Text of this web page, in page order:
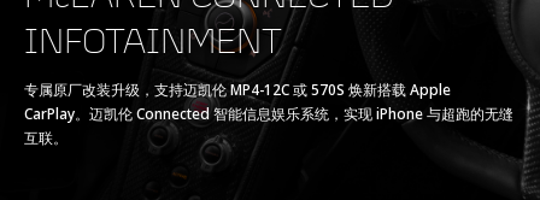
INFOTAINMENT
专属原厂改装升级，支持迈凯伦 MP4-12C 或 570S 焕新搭载 Apple
CarPlay。迈凯伦 Connected 智能信息娱乐系统，实现 iPhone 与超跑的无缝
互联。